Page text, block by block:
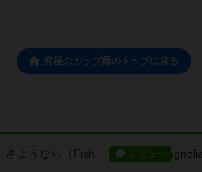
究極のカップ麺のトップに戻る
レビュー